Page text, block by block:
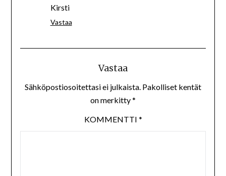
Kirsti
Vastaa
Vastaa
Sähköpostiosoitettasi ei julkaista. Pakolliset kentät
on merkitty*
KOMMENTTI *